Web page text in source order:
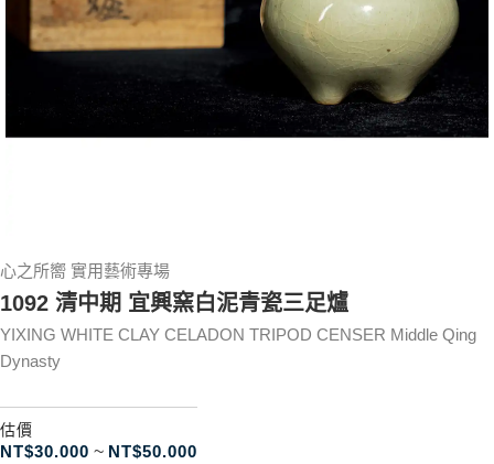
心之所嚮 實用藝術專場
1092 清中期 宜興窯白泥青瓷三足爐
YIXING WHITE CLAY CELADON TRIPOD CENSER Middle Qing
Dynasty
估價
NT$30.000 ~ NT$50.000